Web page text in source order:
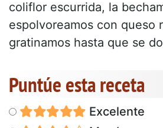
coliflor escurrida, la
espolvoreamos con queso
gratinamos hasta que se
Puntúe esta receta
Excelente